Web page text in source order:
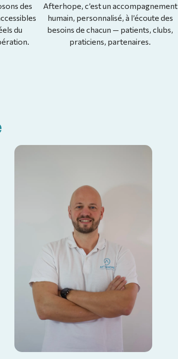
des
du
Afterhope, c’est un accompagnement
humain, personnalisé, à l’écoute des
besoins de chacun — patients, clubs,
praticiens, partenaires.